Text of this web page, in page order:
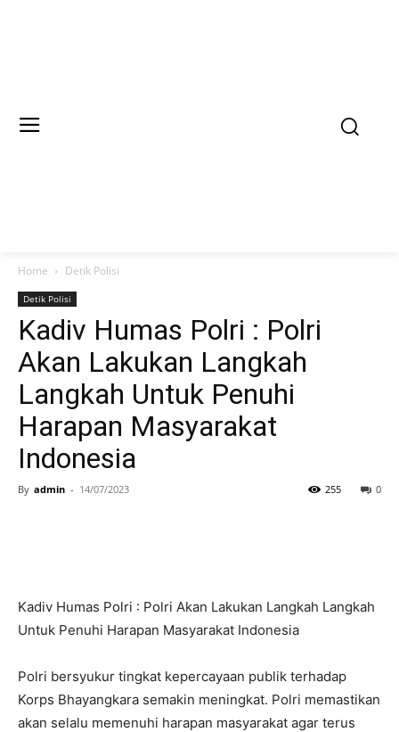
Home Detik Polisi
Detik Polisi
Kadiv Humas Polri : Polri
Akan Lakukan Langkah
Langkah Untuk Penuhi
Harapan Masyarakat
Indonesia
By admin - 14/07/2023 0
255
Kadiv Humas Polri : Polri Akan Lakukan Langkah Langkah
Untuk Penuhi Harapan Masyarakat Indonesia
Polri bersyukur tingkat kepercayaan publik terhadap
Korps Bhayangkara semakin meningkat. Polri memastikan
akan selalu memenuhi harapan masyarakat agar terus